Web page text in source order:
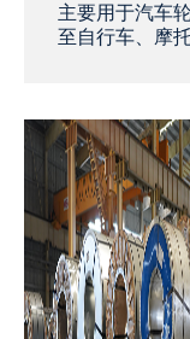
主要用于汽车
至自行车、摩